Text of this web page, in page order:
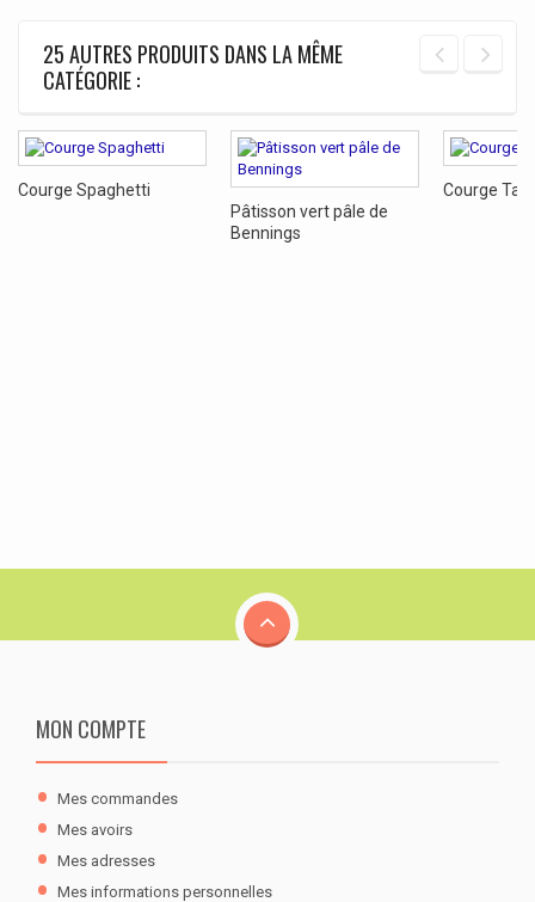
25 AUTRES PRODUITS DANS LA MÊME
CATÉGORIE :
Courge Spaghetti
Pâtisson vert pâle de
Bennings
Courge
MON COMPTE
Mes commandes
Mes avoirs
Mes adresses
Mes informations personnelles